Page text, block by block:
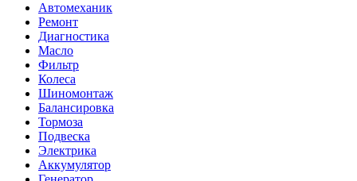
Автомеханик
Ремонт
Диагностика
Масло
Фильтр
Колеса
Шиномонтаж
Балансировка
Тормоза
Подвеска
Электрика
Аккумулятор